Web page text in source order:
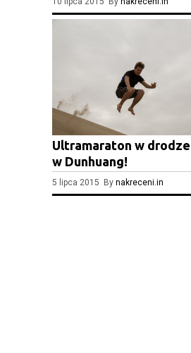
Ultramaraton w
w Dunhuang!
5 lipca 2015 By nakreceni.in